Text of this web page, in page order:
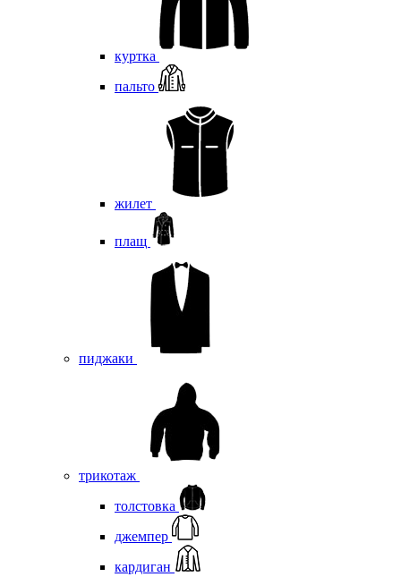
куртка
пальто
жилет
плащ
пиджаки
трикотаж
толстовка
джемпер
кардиган